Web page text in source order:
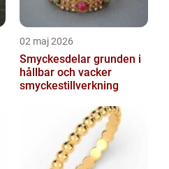
02 maj 2026
Smyckesdelar grunden i
hållbar och vacker
smyckestillverkning